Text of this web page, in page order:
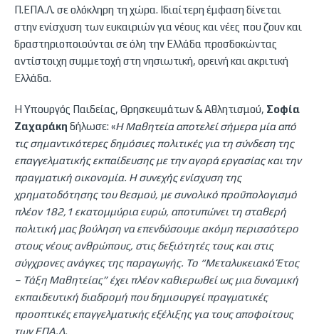
Π.ΕΠΑ.Λ. σε ολόκληρη τη χώρα. Ιδιαίτερη έμφαση δίνεται
στην ενίσχυση των ευκαιριών για νέους και νέες που ζουν και
δραστηριοποιούνται σε όλη την Ελλάδα προσδοκώντας
αντίστοιχη συμμετοχή στη νησιωτική, ορεινή και ακριτική
Ελλάδα.
Η Υπουργός Παιδείας, Θρησκευμάτων & Αθλητισμού, Σοφία
Ζαχαράκη δήλωσε: «Η Μαθητεία αποτελεί σήμερα μία από
τις σημαντικότερες δημόσιες πολιτικές για τη σύνδεση της
επαγγελματικής εκπαίδευσης με την αγορά εργασίας και την
πραγματική οικονομία. Η συνεχής ενίσχυση της
χρηματοδότησης του θεσμού, με συνολικό προϋπολογισμό
πλέον 182,1 εκατομμύρια ευρώ, αποτυπώνει τη σταθερή
πολιτική μας βούληση να επενδύσουμε ακόμη περισσότερο
στους νέους ανθρώπους, στις δεξιότητές τους και στις
σύγχρονες ανάγκες της παραγωγής. Το “Μεταλυκειακό Έτος
– Τάξη Μαθητείας” έχει πλέον καθιερωθεί ως μια δυναμική
εκπαιδευτική διαδρομή που δημιουργεί πραγματικές
προοπτικές επαγγελματικής εξέλιξης για τους αποφοίτους
των ΕΠΑ.Λ.